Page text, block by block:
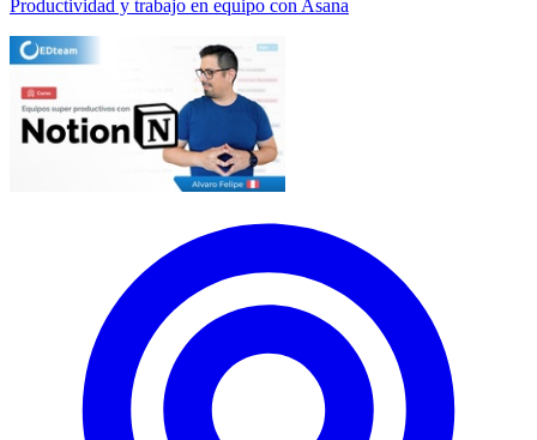
Productividad y trabajo en equipo con Asana